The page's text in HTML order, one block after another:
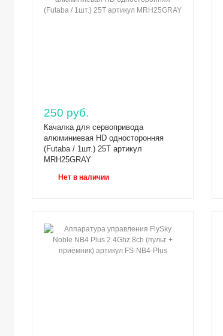
250 руб.
Качалка для сервопривода
алюминиевая HD односторонняя
(Futaba / 1шт.) 25T артикул
MRH25GRAY
Нет в наличии